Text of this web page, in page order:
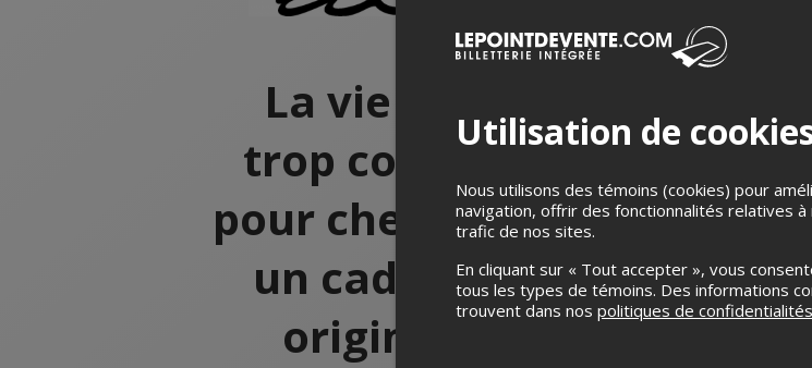
La vie est
trop courte
pour chercher
un cadeau
original
Utilisation de
Nous utilisons des témoins (cookies) pour
navigation, offrir des fonctionnalités relatives
trafic de nos sites.
En cliquant sur « Tout accepter », vous
tous les types de témoins. Des informations
trouvent dans nos politiques de confidentialités